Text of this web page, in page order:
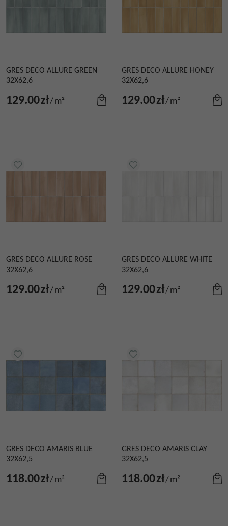
GRES DECO ALLURE GREEN
32X62,6
129.00zł/m²
GRES DECO ALLURE HONEY
32X62,6
129.00zł/m²
GRES DECO ALLURE ROSE
32X62,6
129.00zł/m²
GRES DECO ALLURE WHITE
32X62,6
129.00zł/m²
GRES DECO AMARIS BLUE
32X62,5
118.00zł/m²
GRES DECO AMARIS CLAY
32X62,5
118.00zł/m²